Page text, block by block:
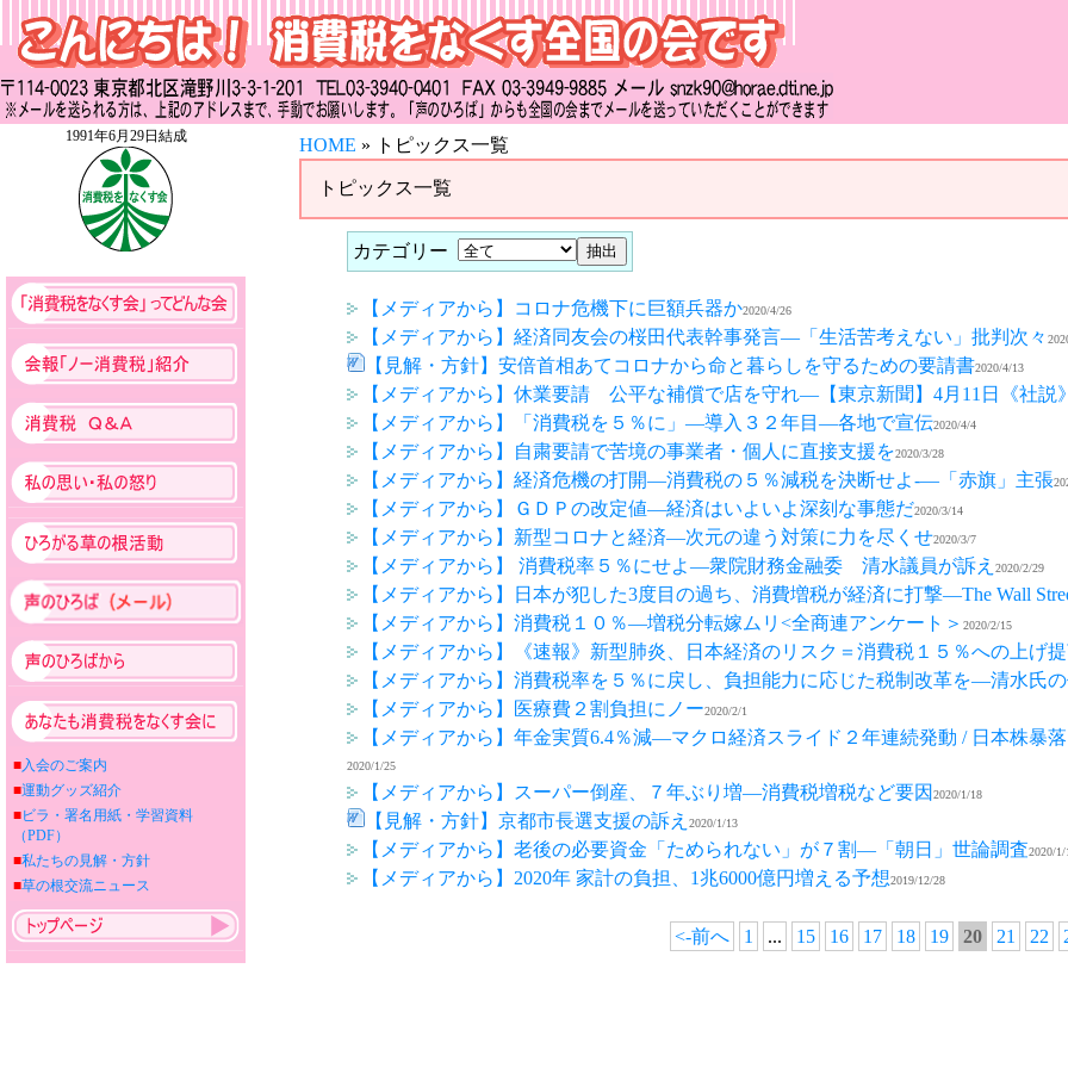
1991年6月29日結成
■入会のご案内
■運動グッズ紹介
■ビラ・署名用紙・学習資料
（PDF）
■私たちの見解・方針
■草の根交流ニュース
HOME » トピックス一覧
トピックス一覧
カテゴリー
【メディアから】コロナ危機下に巨額兵器か2020/4/26
【メディアから】経済同友会の桜田代表幹事発言―「生活苦考えない」批判次々
【見解・方針】安倍首相あてコロナから命と暮らしを守るための要請書2020/4/13
【メディアから】休業要請 公平な補償で店を守れ―【東京新聞】4月11日《社説》
【メディアから】「消費税を５％に」―導入３２年目―各地で宣伝2020/4/4
【メディアから】自粛要請で苦境の事業者・個人に直接支援を2020/3/28
【メディアから】経済危機の打開―消費税の５％減税を決断せよ-—「赤旗」主張
【メディアから】ＧＤＰの改定値―経済はいよいよ深刻な事態だ2020/3/14
【メディアから】新型コロナと経済—次元の違う対策に力を尽くせ2020/3/7
【メディアから】 消費税率５％にせよ―衆院財務金融委 清水議員が訴え 2020/2/29
【メディアから】日本が犯した3度目の過ち、消費増税が経済に打撃—The Wall
【メディアから】消費税１０％―増税分転嫁ムリ<全商連アンケート＞ 2020/2/15
【メディアから】《速報》新型肺炎、日本経済のリスク＝消費税１５％への上げ
【メディアから】消費税率を５％に戻し、負担能力に応じた税制改革を―清水氏
【メディアから】医療費２割負担にノー2020/2/1
【メディアから】年金実質6.4％減―マクロ経済スライド２年連続発動 / 日本株
2020/1/25
【メディアから】スーパー倒産、７年ぶり増―消費税増税など要因 2020/1/18
【見解・方針】京都市長選支援の訴え 2020/1/13
【メディアから】老後の必要資金「ためられない」が７割—「朝日」世論調査2020/1/
【メディアから】2020年 家計の負担、1兆6000億円増える予想2019/12/28
<-前へ 1 ... 15 16 17 18 19 20 21 22